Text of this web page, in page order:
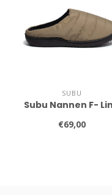
SUBU
Subu Nannen F-
€69,00